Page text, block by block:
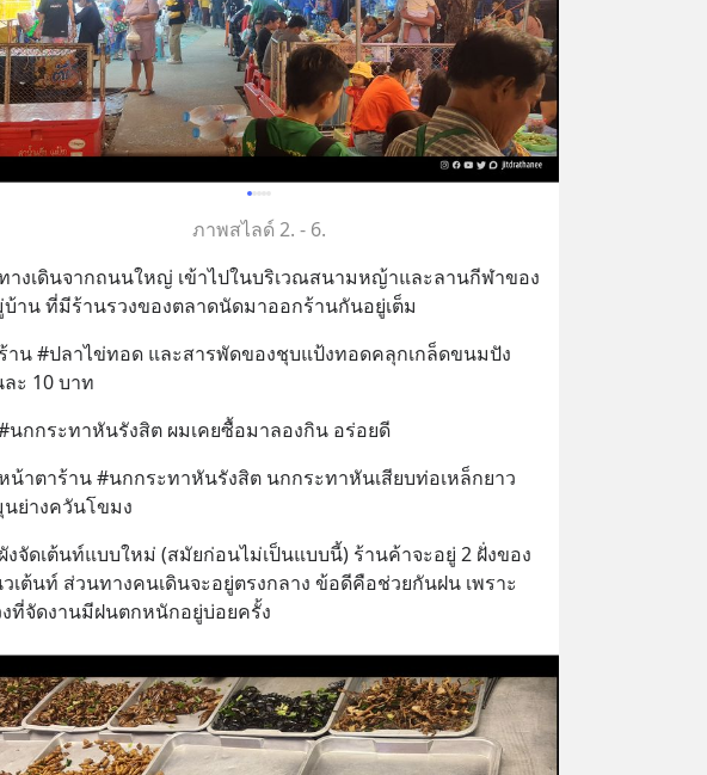
ภาพสไลด์ 2. - 6.
าน ที่มีร้านรวงของตลาดนัดมาออกร้านกันอยู่เต็ม
ะ 10 บาท
#นกกระทาหันรังสิต ผมเคยซื้อมาลองกิน อร่อยดี
ย่างควันโขมง
เต้นท์ ส่วนทางคนเดินจะอยู่ตรงกลาง ข้อดีคือช่วยกันฝน เพราะ
ที่จัดงานมีฝนตกหนักอยู่บ่อยครั้ง